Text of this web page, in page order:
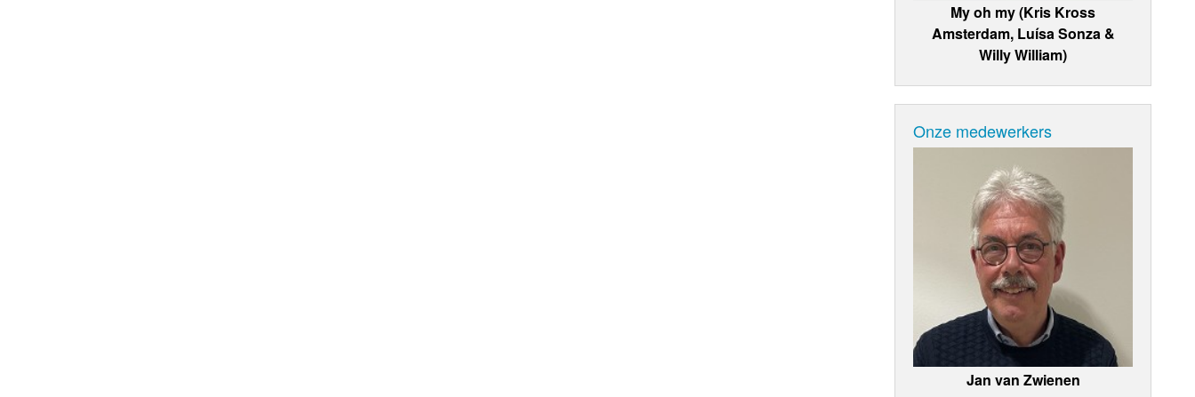
My oh my (Kris Kross
Amsterdam, Luísa Sonza &
Willy William)
Onze medewerkers
Jan van Zwienen